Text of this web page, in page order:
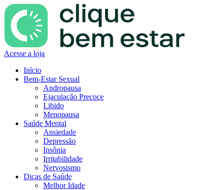
Acesse a loja
Início
Bem-Estar Sexual
Andropausa
Ejaculação Precoce
Libido
Menopausa
Saúde Mental
Ansiedade
Depressão
Insônia
Irritabilidade
Nervosismo
Dicas de Saúde
Melhor Idade